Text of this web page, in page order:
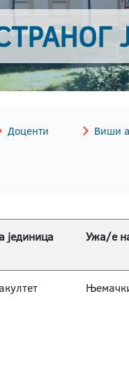
Доценти Виши
јединица Ужа/е